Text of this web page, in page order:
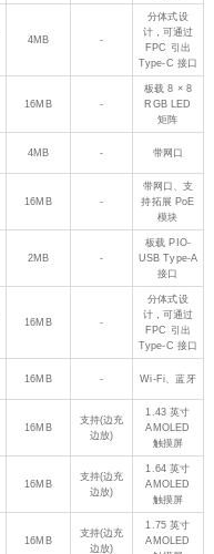
4MB -
分体式设
计，可通过
FPC 引出
Type-C 接口
16MB -
板载 8 × 8
RGB LED
矩阵
4MB - 带网口
16MB -
带网口、支
持拓展 PoE
模块
2MB -
板载 PIO-
USB Type-A
接口
16MB -
分体式设
计，可通过
FPC 引出
Type-C 接口
16MB - Wi-Fi、蓝牙
16MB
支持(边充
边放)
1.43 英寸
AMOLED
触摸屏
16MB
支持(边充
边放)
1.64 英寸
AMOLED
触摸屏
16MB
支持(边充
边放)
1.75 英寸
AMOLED